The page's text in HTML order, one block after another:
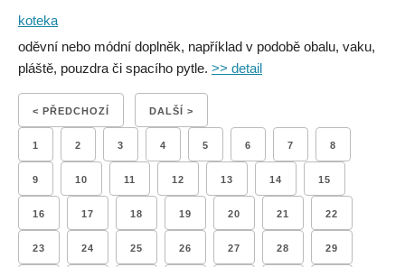
koteka
oděvní nebo módní doplněk, například v podobě obalu, vaku,
pláště, pouzdra či spacího pytle. >> detail
< PŘEDCHOZÍ DALŠÍ >
1 2 3 4 5 6 7 8
9 10 11 12 13 14 15
16 17 18 19 20 21 22
23 24 25 26 27 28 29